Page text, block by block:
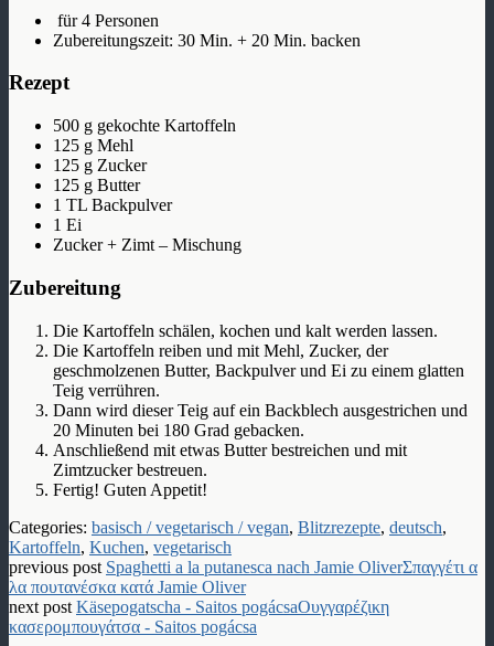
für 4 Personen
Zubereitungszeit: 30 Min. + 20 Min. backen
Rezept
500 g gekochte Kartoffeln
125 g Mehl
125 g Zucker
125 g Butter
1 TL Backpulver
1 Ei
Zucker + Zimt – Mischung
Zubereitung
Die Kartoffeln schälen, kochen und kalt werden lassen.
Die Kartoffeln reiben und mit Mehl, Zucker, der
geschmolzenen Butter, Backpulver und Ei zu einem glatten
Teig verrühren.
Dann wird dieser Teig auf ein Backblech ausgestrichen und
20 Minuten bei 180 Grad gebacken.
Anschließend mit etwas Butter bestreichen und mit
Zimtzucker bestreuen.
Fertig! Guten Appetit!
Categories: basisch / vegetarisch / vegan, Blitzrezepte, deutsch,
Kartoffeln, Kuchen, vegetarisch
previous post Spaghetti a la putanesca nach Jamie OliverΣπαγγέτι α
λα πουτανέσκα κατά Jamie Oliver
next post Käsepogatscha - Saitos pogácsaΟυγγαρέζικη
κασερομπουγάτσα - Saitos pogácsa